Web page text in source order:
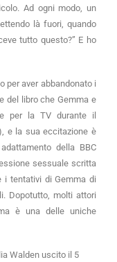
Ad ogni modo, un
là fuori, quando
tutto questo?” E ho
per aver abbandonato i
del libro che Gemma e
per la TV durante il
e la sua eccitazione è
della BBC
sessuale scritta
i tentativi di Gemma di
Dopotutto, molti attori
è una delle uniche
Walden uscito il 5